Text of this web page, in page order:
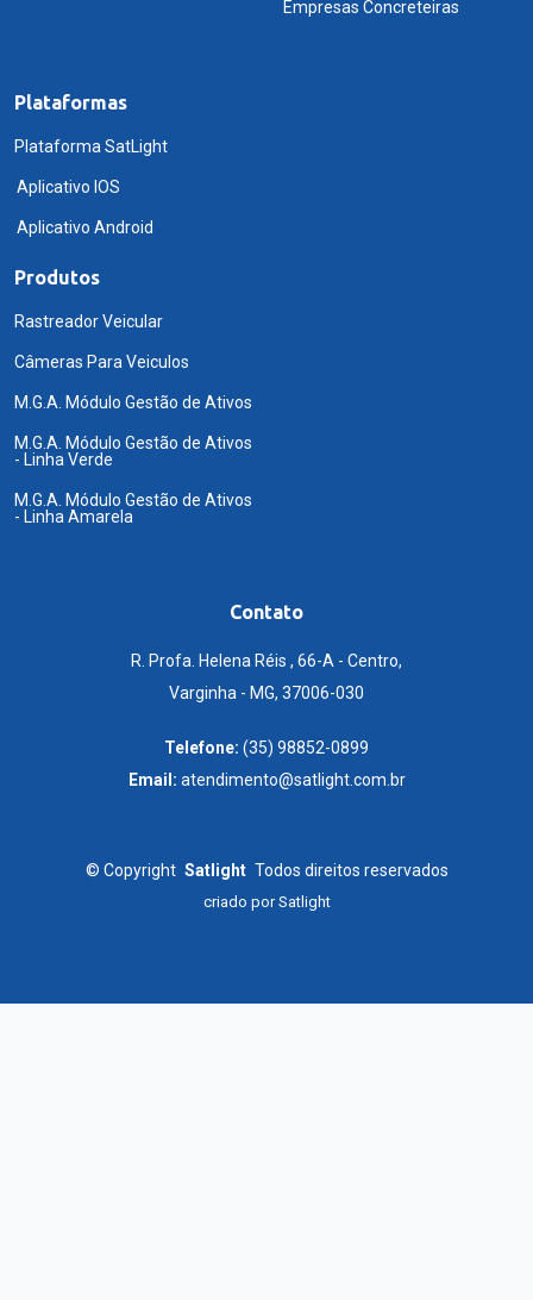
Empresas Concreteiras
Plataformas
Plataforma SatLight
Aplicativo IOS
Aplicativo Android
Produtos
Rastreador Veicular
Câmeras Para Veiculos
M.G.A. Módulo Gestão de Ativos
M.G.A. Módulo Gestão de Ativos
- Linha Verde
M.G.A. Módulo Gestão de Ativos
- Linha Amarela
Contato
R. Profa. Helena Réis , 66-A - Centro,
Varginha - MG, 37006-030
Telefone: (35) 98852-0899
Email: atendimento@satlight.com.br
© Copyright Satlight Todos direitos reservados
criado porSatlight